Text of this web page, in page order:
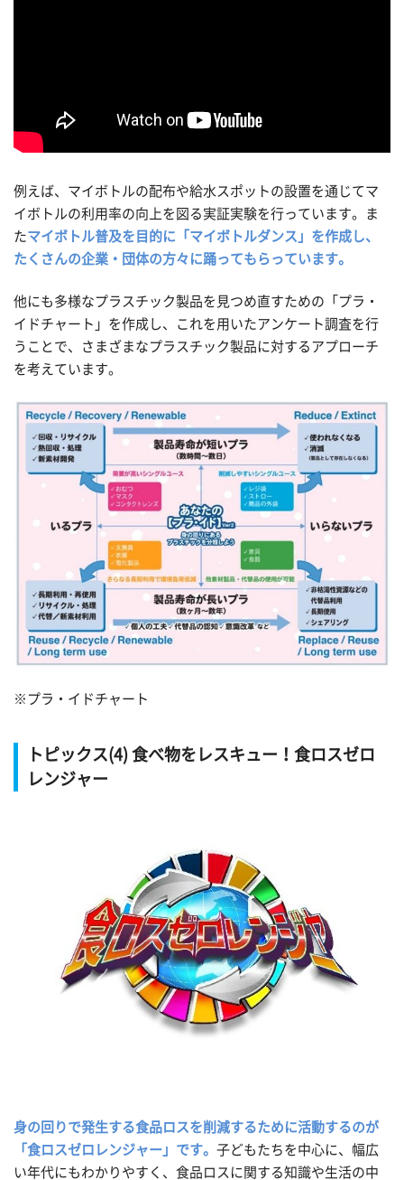
例えば、マイボトルの配布や給水スポットの設置を通じてマ
イボトルの利用率の向上を図る実証実験を行っています。ま
たマイボトル普及を目的に「マイボトルダンス」を作成し、
たくさんの企業・団体の方々に踊ってもらっています。
他にも多様なプラスチック製品を見つめ直すための「プラ・
イドチャート」を作成し、これを用いたアンケート調査を行
うことで、さまざまなプラスチック製品に対するアプローチ
を考えています。
※プラ・イドチャート
トピックス(4) 食べ物をレスキュー！食ロスゼロ
レンジャー
身の回りで発生する食品ロスを削減するために活動するのが
「食ロスゼロレンジャー」です。 子どもたちを中心に、幅広
い年代にもわかりやすく、食品ロスに関する知識や生活の中